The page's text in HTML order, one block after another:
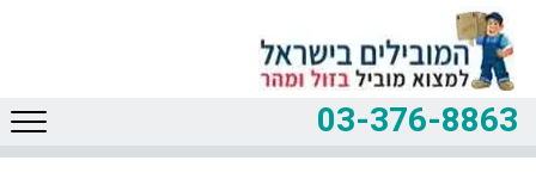
03-376-8863